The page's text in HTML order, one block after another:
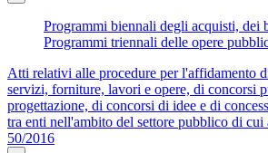
Programmi biennali degli acquisti, dei
Programmi triennali delle opere
Atti relativi alle procedure per l'affidamento
servizi, forniture, lavori e opere, di concorsi
progettazione, di concorsi di idee e di
tra enti nell'ambito del settore pubblico di cui
50/2016